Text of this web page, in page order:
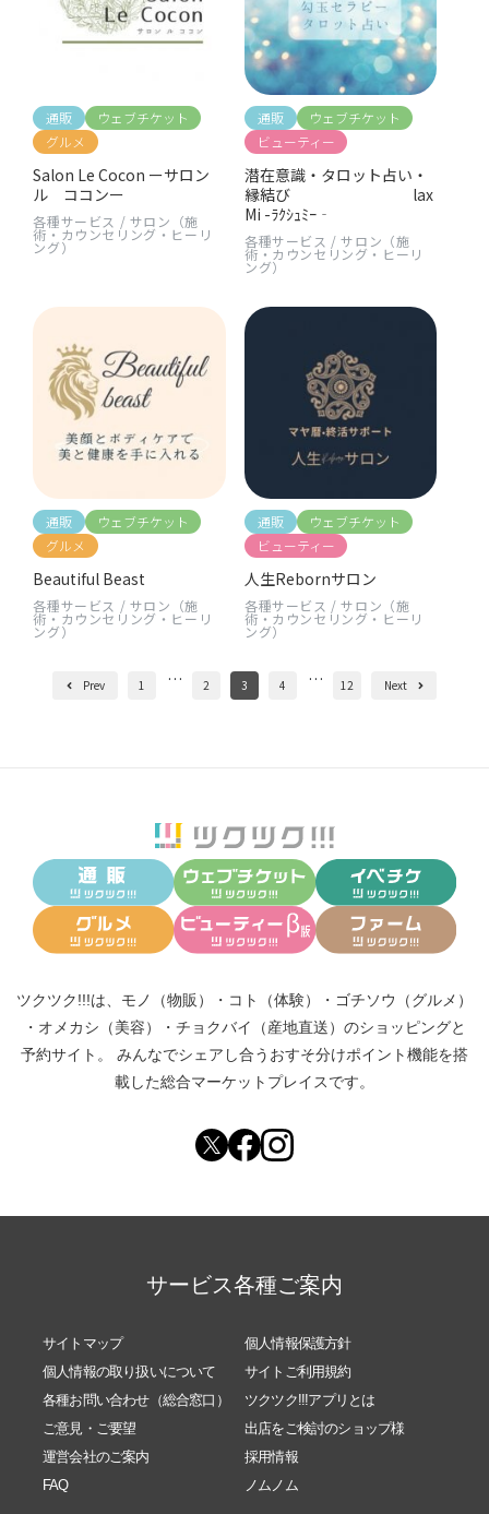
通販
ウェブチケット
グルメ
Salon Le Cocon ーサロン
ル ココンー
各種サービス / サロン（施
術・カウンセリング・ヒーリ
ング）
通販
ウェブチケット
ビューティー
潜在意識・タロット占い・
縁結び lax
Mi -ﾗｸｼｭﾐｰ‐
各種サービス /サロン（施
術・カウンセリング・ヒーリ
ング）
通販
ウェブチケット
グルメ
Beautiful Beast
各種サービス / サロン（施
術・カウンセリング・ヒーリ
ング）
通販
ウェブチケット
ビューティー
人生Rebornサロン
各種サービス /サロン（施
術・カウンセリング・ヒーリ
ング）
Prev 1 … 2 3 4 … 12 Next
ツクツク!!!は、 モノ（物販） ・ コト（体験） ・ ゴチソウ（グルメ）
・ オメカシ（美容） ・ チョクバイ（産地直送） のショッピングと
予約サイト。
みんなでシェアし合う おすそ分けポイント機能を搭
載した総合マーケットプレイスです。
サービス各種ご案内
サイトマップ
個人情報保護方針
個人情報の取り扱いについて
サイトご利用規約
各種お問い合わせ（総合窓口）
ツクツク!!!アプリとは
ご意見・ご要望
出店をご検討のショップ様
運営会社のご案内
採用情報
FAQ
ノムノム